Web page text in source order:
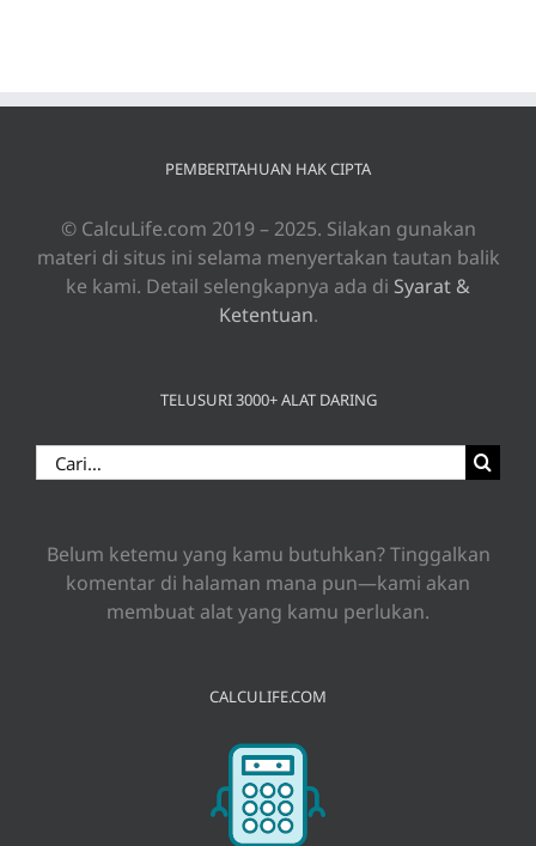
PEMBERITAHUAN HAK CIPTA
© CalcuLife.com 2019 – 2025. Silakan gunakan
materi di situs ini selama menyertakan tautan balik
ke kami. Detail selengkapnya ada di Syarat &
Ketentuan.
TELUSURI 3000+ ALAT DARING
Search
for:
Belum ketemu yang kamu butuhkan? Tinggalkan
komentar di halaman mana pun—kami akan
membuat alat yang kamu perlukan.
CALCULIFE.COM